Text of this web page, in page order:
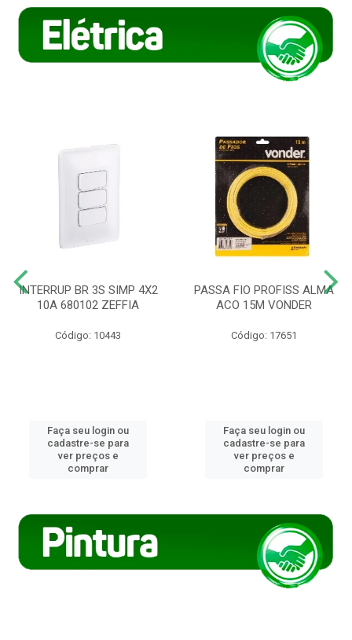
INTERRUP BR 3S SIMP 4X2
10A 680102 ZEFFIA
Código: 10443
Faça seu login ou
cadastre-se para
ver preços e
comprar
PASSA FIO PROFISS ALMA
ACO 15M VONDER
Código: 17651
Faça seu login ou
cadastre-se para
ver preços e
comprar